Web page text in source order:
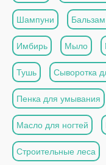
Шампуни
Имбирь Мыло
Тушь Сыворотка
Пенка для умывания
Масло для ногтей
Строительные леса